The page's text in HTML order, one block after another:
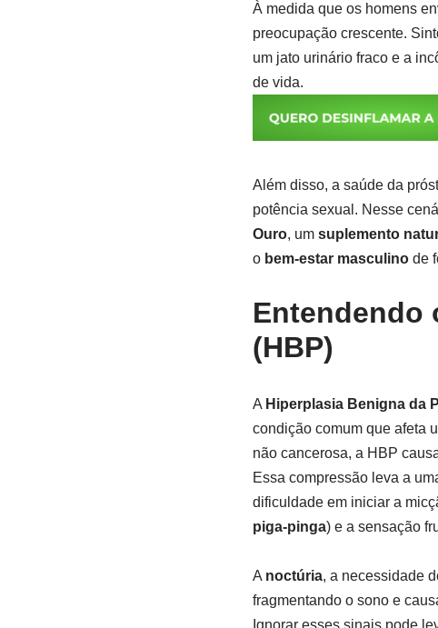
À medida que os homens
preocupação crescente.
um jato urinário fraco e a
de vida.
Além disso, a saúde da
potência sexual. Nesse
Ouro, um suplemento
o bem-estar masculinode
Entendendo
(HBP)
A Hiperplasia Benigna da
condição comum que afeta
não cancerosa, a HBP
Essa compressão leva a
dificuldade em iniciar a
piga-pinga) e a sensação
A noctúria, a necessidade
fragmentando o sono e
Ignorar esses sinais pode